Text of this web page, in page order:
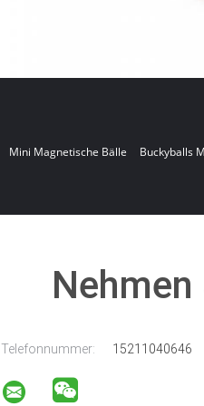
Mini Magnetische Bälle Buckyballs
Telefonnummer: 15211040646